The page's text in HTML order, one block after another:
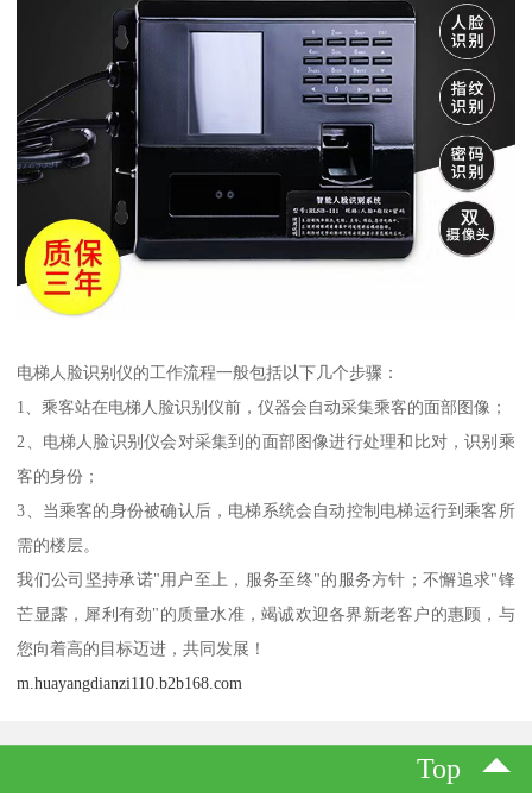
电梯人脸识别仪的工作流程一般包括以下几个步骤：
1、乘客站在电梯人脸识别仪前，仪器会自动采集乘客的面部图像；
2、电梯人脸识别仪会对采集到的面部图像进行处理和比对，识别乘
客的身份；
3、当乘客的身份被确认后，电梯系统会自动控制电梯运行到乘客所
需的楼层。
我们公司坚持承诺"用户至上，服务至终"的服务方针；不懈追求"锋
芒显露，犀利有劲"的质量水准，竭诚欢迎各界新老客户的惠顾，与
您向着高的目标迈进，共同发展！
m.huayangdianzi110.b2b168.com
Top